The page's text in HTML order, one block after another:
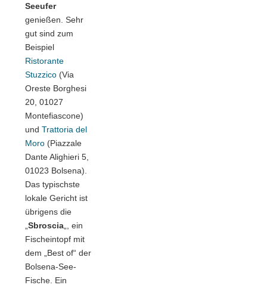
Seeufer
genießen. Sehr
gut sind zum
Beispiel
Ristorante
Stuzzico (Via
Oreste Borghesi
20, 01027
Montefiascone)
und Trattoria del
Moro (Piazzale
Dante Alighieri 5,
01023 Bolsena).
Das typischste
lokale Gericht ist
übrigens die
Sbroscia „, ein
Fischeintopf mit
dem „Best of“ der
Bolsena-See-
Fische. Ein